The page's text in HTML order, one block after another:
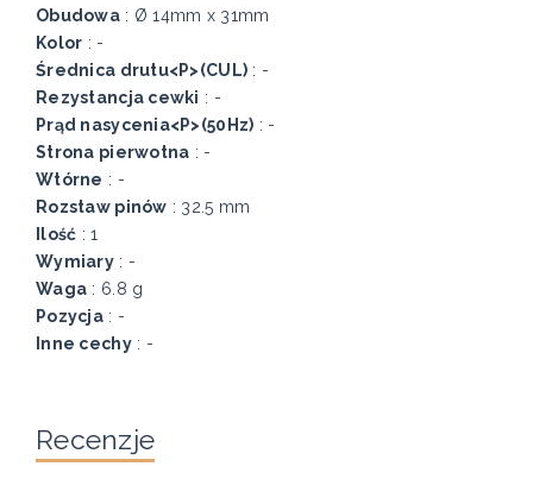
Obudowa: Ø 14mm x 31mm
Kolor : -
Średnica drutu<P>(CUL) : -
Rezystancja cewki : -
Prąd nasycenia<P>(50Hz) : -
Strona pierwotna : -
Wtórne : -
Rozstaw pinów : 32.5 mm
Ilość : 1
Wymiary: -
Waga : 6.8 g
Pozycja: -
Inne cechy: -
Recenzje